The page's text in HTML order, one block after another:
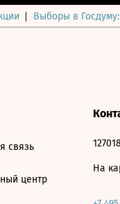
Выборы в
связь
центр
На